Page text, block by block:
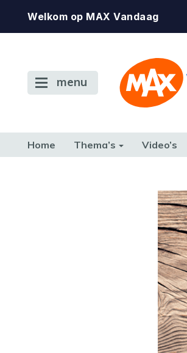
Welkom op MAX Vandaag
menu
Home Thema’s Video’s